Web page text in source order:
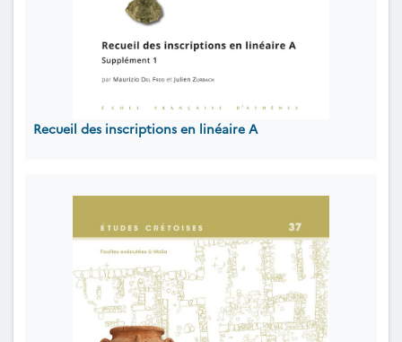
Recueil des inscriptions en linéaire A